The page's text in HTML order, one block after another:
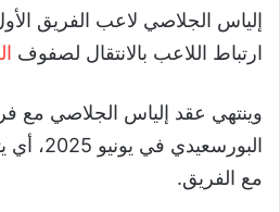
إلياس الجلاصي لاعب الفريق
ارتباط اللاعب بالانتقال لصفوف
وينتهي عقد إلياس الجلاصي مع
مع الفريق.